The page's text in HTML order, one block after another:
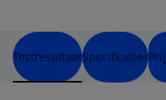
TestresultaatSpecificaties